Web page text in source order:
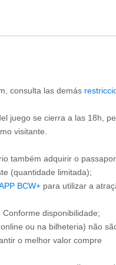
consulta las demás
juego se cierra a las 18h,
visitante.
também adquirir o
(quantidade limitada);
BCW+ para utilizar a
disponibilidade;
ou na bilheteria) não
o melhor valor compre